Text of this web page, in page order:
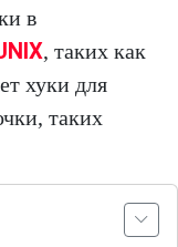
в
, таких как
хуки для
таких